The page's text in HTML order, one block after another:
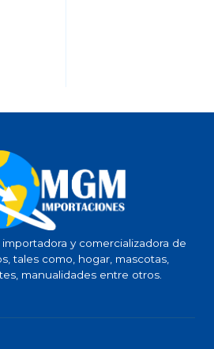
y comercializadora de
tales como, hogar, mascotas,
manualidades entre otros.